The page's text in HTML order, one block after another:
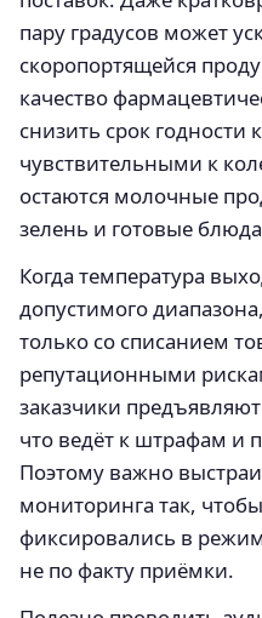
пару градусов может
скоропортящейся
качество
снизить срок
чувствительными к
остаются молочные
зелень и готовые
Когда температура
допустимого
только со списанием
репутационными
заказчики
что ведёт к штрафам и
Поэтому важно
мониторинга так,
фиксировались в
не по факту приёмки.